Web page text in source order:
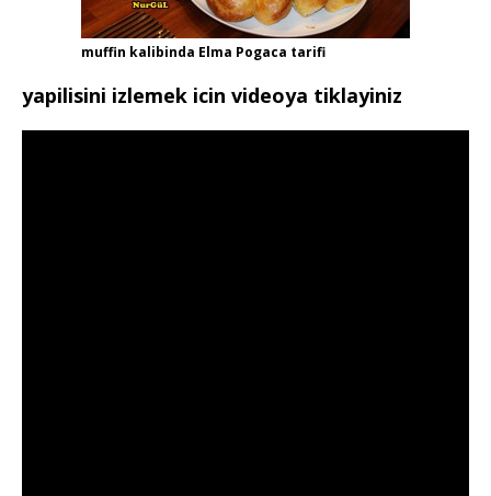
muffin kalibinda Elma Pogaca tarifi
yapilisini izlemek icin videoya tiklayiniz